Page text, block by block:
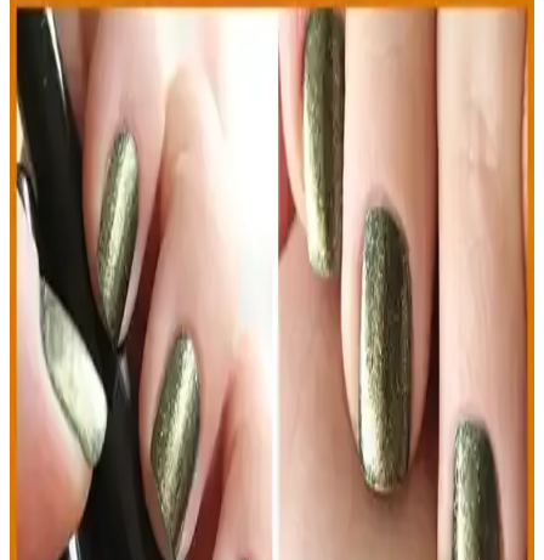
Alix Avien Bordo Oje İncelemesi: Renk ve Kalite
Detaylarıyla Şıklık
Alix Avien bordo oje, şık renk tonu ve kolay uygulamasıyla günlük
ve özel günler için ideal. Dayanıklılığı ve uygun fiyatıyla tercih
edilen bu ürün, renk uyumu ve kullanım ipuçlarıyla öne çıkıyor.
Bordo ve Saks Mavi Oje Karşılaştırması: Renklerin
Tarz ve Trend Analizi
Bordo ve saks mavi oje renklerinin özellikleri, kullanım alanları ve
trend uyumu hakkında detaylı karşılaştırma. Tarzınıza uygun seçim
yapmanız için rehberlik sağlar.
Sedefli Bordo Oje: Zarif ve Şık Tırnaklar İçin En İyi
Seçenekler ve Uygulama İpuçları
Sedefli bordo ojeler, zarif ve parlak görünüm sağlar. Uzun süre
dayanıklı ve çeşitli markalarla ulaşılabilir. Uygulama ipuçlarıyla
tırnaklarınızda şıklık yakalayın.
Flormar Klasik Parlak Oje ve New Well Oje
Karşılaştırması Hangi Ürün Daha Uygun